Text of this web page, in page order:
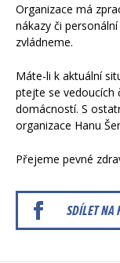
Organizace má
nákazy či
zvládneme.
Máte-li k aktuální
ptejte se vedoucích
domácností. S
organizace Hanu
Přejeme pevné
SDÍLET NA